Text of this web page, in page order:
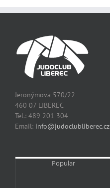
Jeronýmova 570/22
460 07 LIBEREC
Tel.: 489 201 304
Email: info@judoclubliberec.cz
Popular